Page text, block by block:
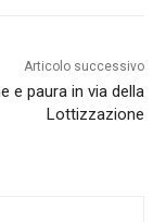
Articolo successivo
e paura in via della
Lottizzazione